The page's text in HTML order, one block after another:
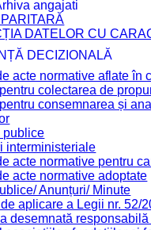
angajati
DATELOR CU
DECIZIONALĂ
acte normative aflate în
colectarea de
consemnarea și
publice
interministeriale
acte normative pentru
acte normative adoptate
Anunțuri/ Minute
aplicare a Legii nr. 52/
desemnată